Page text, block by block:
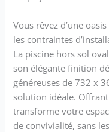
Vous rêvez d’une
les contraintes
La piscine hors sol
son élégante finition
généreuses de 732 x
solution idéale.
transforme votre
de convivialité, sans